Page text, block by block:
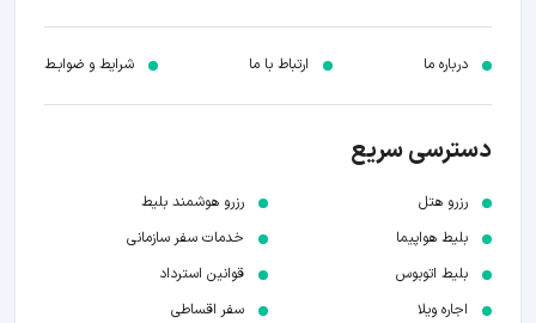
درباره ما ارتباط با ما شرایط و ضوابـط
دسترسی سریع
رزرو هتل
بلیط هواپیما
بلیط اتوبوس
اجاره ویلا
رزرو هوشمند بلیط
خدمات سفر سازمانی
قوانین استرداد
سفر اقساطی